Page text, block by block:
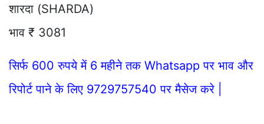
शारदा (SHARDA)
भाव ₹ 3081
सिर्फ 600 रुपये में 6 महीने तक Whatsapp पर भाव और
रिपोर्ट पाने के लिए 9729757540 पर मैसेज करे |